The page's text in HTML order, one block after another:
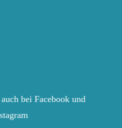
bei Facebook und